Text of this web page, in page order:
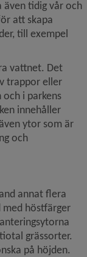
även tidig vår och
att skapa
till exempel
vattnet. Det
trappor eller
i parkens
innehåller
ytor som är
och
annat flera
höstfärger
grässorter.
på höjden.